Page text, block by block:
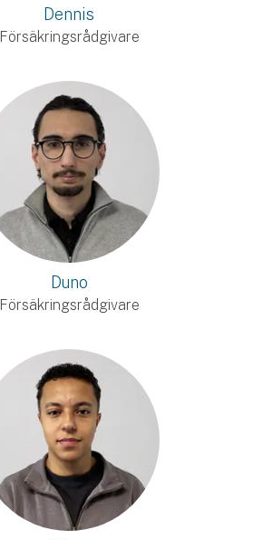
Dennis
Försäkringsrådgivare
Duno
Försäkringsrådgivare